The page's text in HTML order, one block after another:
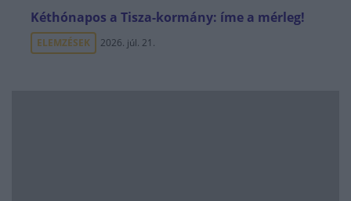
Kéthónapos a Tisza-kormány: íme a mérleg!
ELEMZÉSEK 2026. júl. 21.